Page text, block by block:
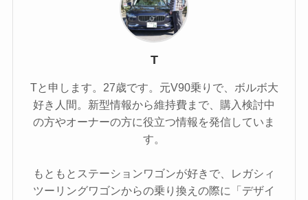
T
Tと申します。27歳です。元V90乗りで、ボルボ大
好き人間。新型情報から維持費まで、購入検討中
の方やオーナーの方に役立つ情報を発信していま
す。
もともとステーションワゴンが好きで、レガシィ
ツーリングワゴンからの乗り換えの際に「デザイ